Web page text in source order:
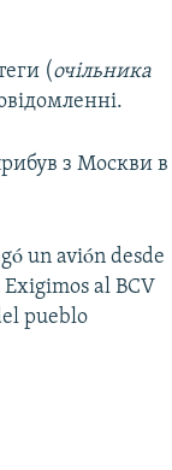
(очільника
з Москви в
un avión desde
al BCV
pueblo